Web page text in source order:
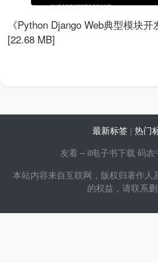
《Python Django Web典型模块
[22.68 MB]
最新标签 | 热门
友看 – it电子书下载 码
本站内容来自互联网，版权归著作人
的权益，请联系删